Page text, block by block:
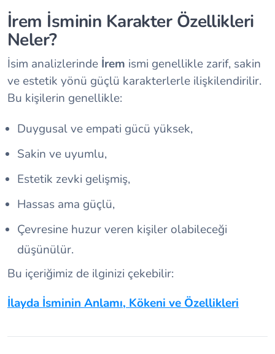
İrem İsminin Karakter Özellikleri
Neler?
İsim analizlerinde İrem ismi genellikle zarif, sakin
ve estetik yönü güçlü karakterlerle ilişkilendirilir.
Bu kişilerin genellikle:
Duygusal ve empati gücü yüksek,
Sakin ve uyumlu,
Estetik zevki gelişmiş,
Hassas ama güçlü,
Çevresine huzur veren kişiler olabileceği
düşünülür.
Bu içeriğimiz de ilginizi çekebilir:
İlayda İsminin Anlamı, Kökeni ve Özellikleri